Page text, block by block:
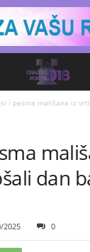
i pesma mališana iz
dan
2025 0